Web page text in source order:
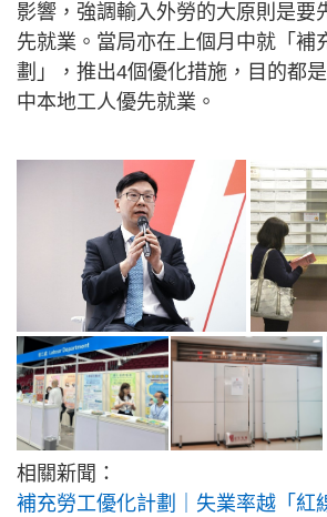
影響，強調輸入外勞的大原則是要
先就業。當局亦在上個月中就「補
劃」，推出4個優化措施，目的都
中本地工人優先就業。
相關新聞：
補充勞工優化計劃｜失業率越「紅